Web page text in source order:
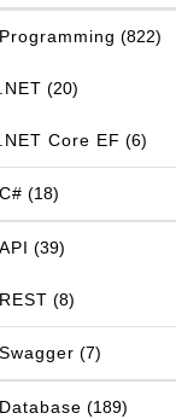
Programming (822)
.NET (20)
.NET Core EF (6)
C# (18)
API (39)
REST (8)
Swagger (7)
Database (189)